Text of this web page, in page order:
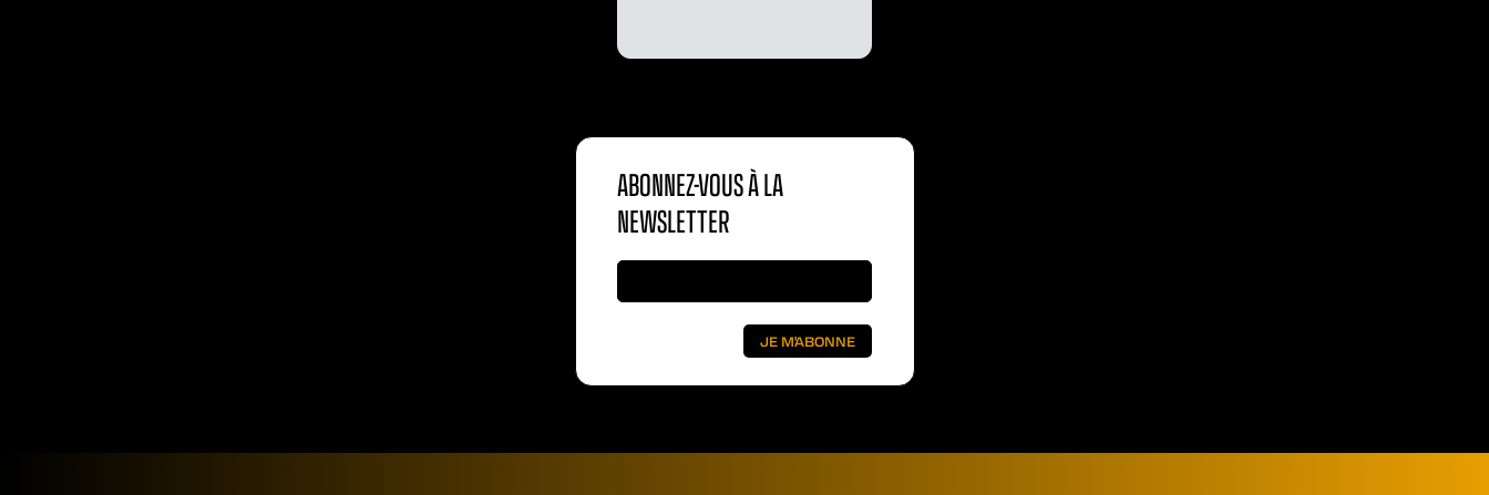
ABONNEZ-VOUS À LA
NEWSLETTER